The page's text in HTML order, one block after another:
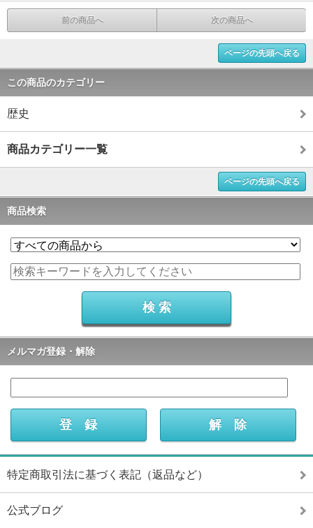
前の商品へ 次の商品へ
ページの先頭へ戻る
この商品のカテゴリー
歴史
商品カテゴリー一覧
ページの先頭へ戻る
商品検索
メルマガ登録・解除
特定商取引法に基づく表記（返品など）
公式ブログ